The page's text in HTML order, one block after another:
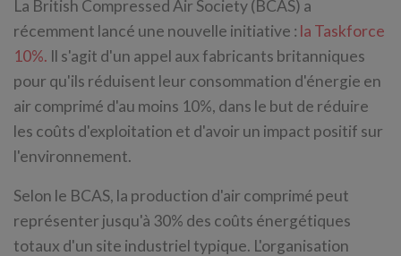
La British Compressed Air Society (BCAS) a
récemment lancé une nouvelle initiative : la Taskforce
10%. Il s'agit d'un appel aux fabricants britanniques
pour qu'ils réduisent leur consommation d'énergie en
air comprimé d'au moins 10%, dans le but de réduire
les coûts d'exploitation et d'avoir un impact positif sur
l'environnement.
Selon le BCAS, la production d'air comprimé peut
représenter jusqu'à 30% des coûts énergétiques
totaux d'un site industriel typique. L'organisation